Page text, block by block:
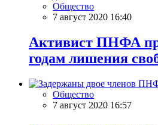
Общество
7 август 2020 16:40
Активист ПНФА
годам лишения
Общество
7 август 2020 16:57